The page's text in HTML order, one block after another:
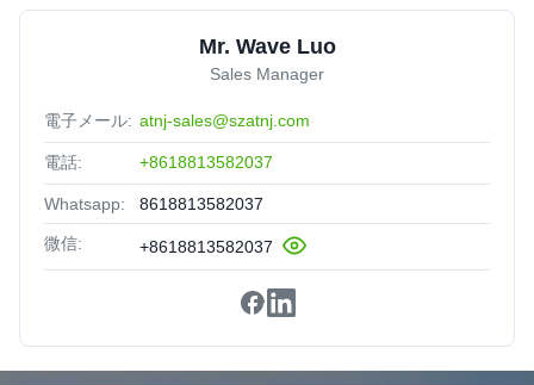
Mr. Wave Luo
Sales Manager
電子メール: atnj-sales@szatnj.com
電話: +8618813582037
Whatsapp: 8618813582037
微信: +8618813582037